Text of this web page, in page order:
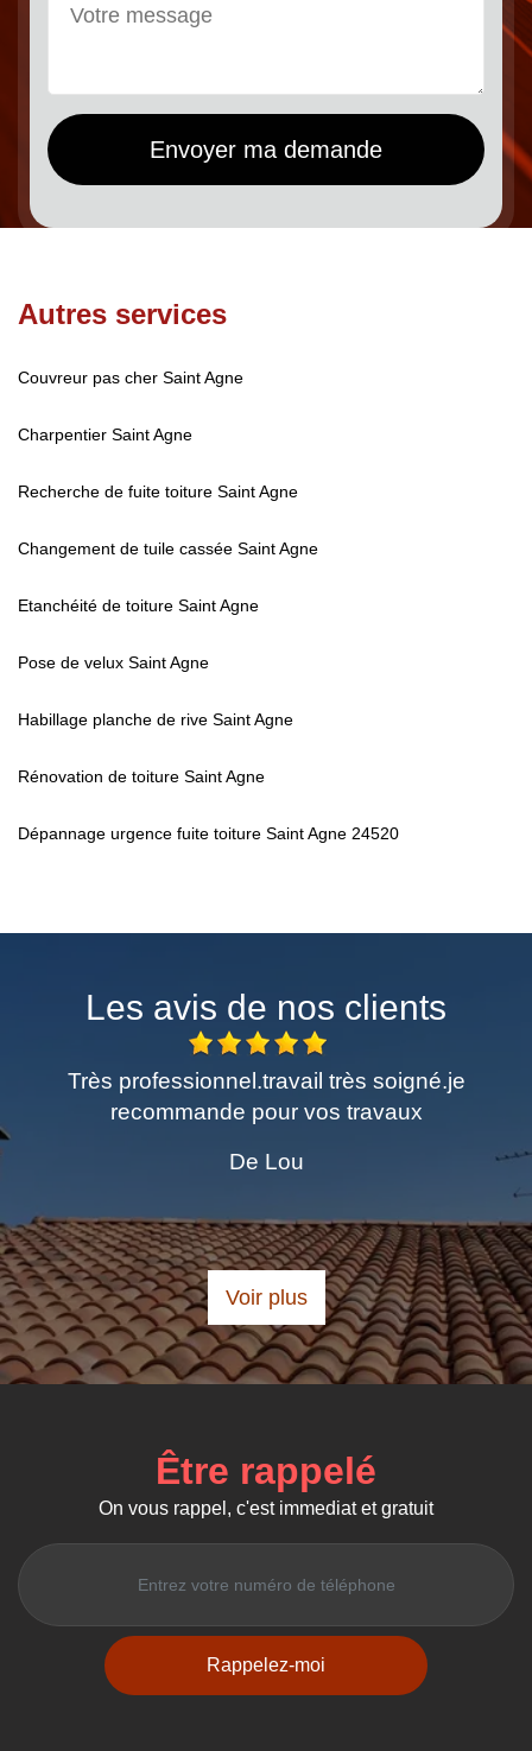
Autres services
Couvreur pas cher Saint Agne
Charpentier Saint Agne
Recherche de fuite toiture Saint Agne
Changement de tuile cassée Saint Agne
Etanchéité de toiture Saint Agne
Pose de velux Saint Agne
Habillage planche de rive Saint Agne
Rénovation de toiture Saint Agne
Dépannage urgence fuite toiture Saint Agne 24520
Les avis de nos clients
Excellent travail de peinture
demandé Laissé propre
chaleureusement Merci pour tout
De Brigitte
Voir plus
Être rappelé
On vous rappel, c'est immediat et gratuit